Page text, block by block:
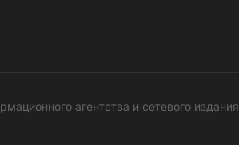
агентства и сетевого